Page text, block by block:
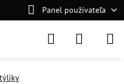
Panel používateľa